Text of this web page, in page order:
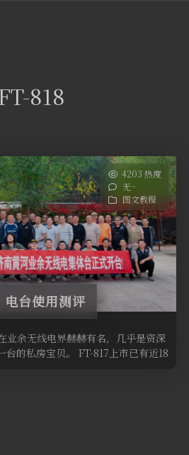
818
4203 热度
无~
图文教程
台使用测评
业余无线电界赫赫有名，几乎是资深
台的私房宝贝。 FT-817上市已有近18